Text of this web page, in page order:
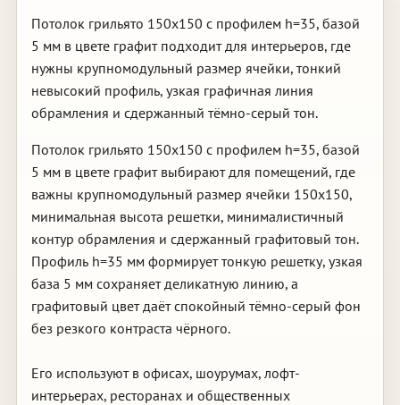
Потолок грильято 150х150 с профилем h=35, базой
5 мм в цвете графит подходит для интерьеров, где
нужны крупномодульный размер ячейки, тонкий
невысокий профиль, узкая графичная линия
обрамления и сдержанный тёмно-серый тон.
Потолок грильято 150х150 с профилем h=35, базой
5 мм в цвете графит выбирают для помещений, где
важны крупномодульный размер ячейки 150х150,
минимальная высота решетки, минималистичный
контур обрамления и сдержанный графитовый тон.
Профиль h=35 мм формирует тонкую решетку, узкая
база 5 мм сохраняет деликатную линию, а
графитовый цвет даёт спокойный тёмно-серый фон
без резкого контраста чёрного.
Его используют в офисах, шоурумах, лофт-
интерьерах, ресторанах и общественных